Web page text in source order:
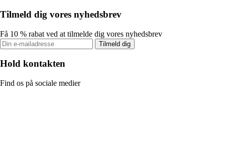
Tilmeld dig vores nyhedsbrev
Få 10 % rabat ved at tilmelde dig vores nyhedsbrev
Tilmeld dig
Hold kontakten
Find os på sociale medier